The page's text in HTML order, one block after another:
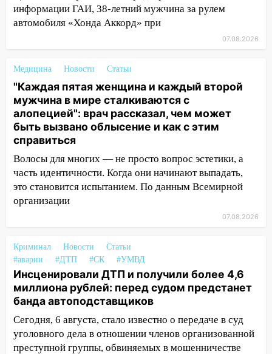
12:20 В Чердаклинском районе
столкнулись «Лада» и Chevrolet:
12:00
августа: список АЗС
11:50 Заснул рядом с ребёнком и
случайно задушил его: суд вынес
приговор
11:38 В Ленинском районе пожар
полностью уничтожил дачный дом и
сарай
11:38 В Госдуме предложили отменить
ЕГЭ с 2027 года
нарушителей на контейнерных
площадках
11:20 Ульяновская шахматистка
Валерия Клейменова выиграла два
золота в составе сборной мира
11:16 В Ульяновске открыли памятную
доску декабристу Кондратию Рылееву
информации ГАИ, 38-летний мужчина за рулем
автомобиля «Хонда Аккорд» при
07.08.2026
Медицина Новости Статьи
"Каждая пятая женщина и каждый второй
мужчина в мире сталкиваются с
алопецией": врач рассказал, чем может
быть вызвано облысение и как с этим
справиться
Волосы для многих — не просто вопрос эстетики, а
часть идентичности. Когда они начинают выпадать,
это становится испытанием. По данным Всемирной
организации
07.08.2026
Криминал Новости
Статьи
#аварии
#ДТП #СК #УМВД
Инсценировали ДТП и получили более 4,6
миллиона рублей: перед судом предстанет
банда автоподставщиков
Сегодня, 6 августа, стало известно о передаче в суд
уголовного дела в отношении членов организованной
преступной группы, обвиняемых в мошенничестве